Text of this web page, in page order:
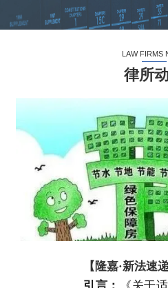
LAW FIRMS
律所
【隆嘉·新法